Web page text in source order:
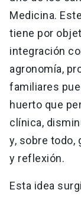
Medicina.
tiene por
integración
agronomía,
familiares
huerto que
clínica,
y, sobre todo,
y reflexión.
Esta idea